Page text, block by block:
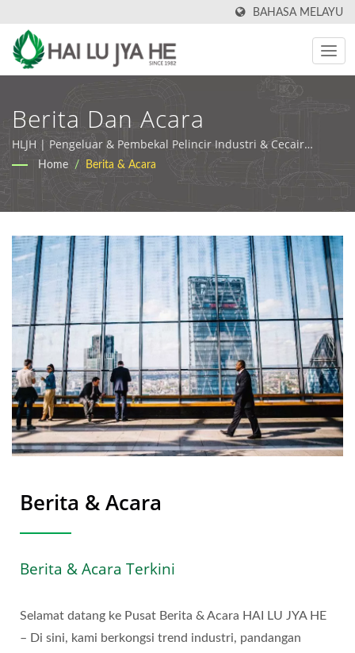
BAHASA MELAYU
Berita Dan Acara
HLJH | Pengeluar & Pembekal Pelincir Industri & Cecair
Pemesinan di Taiwan
Home / Berita & Acara
Berita & Acara
Berita & Acara Terkini
Selamat datang ke Pusat Berita & Acara HAI LU JYA HE
– Di sini, kami berkongsi trend industri, pandangan